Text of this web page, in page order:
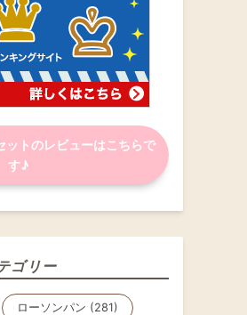
ットのレビューはこちらで
す♪
ゴリー
ローソンパン (281)